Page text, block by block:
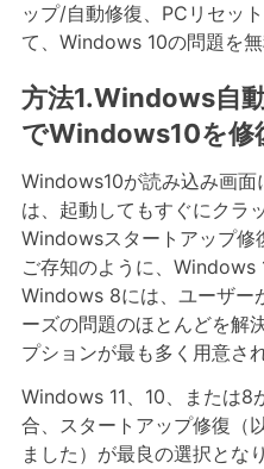
ップ/自動修復、PCリセッ
て、Windows 10の問題を
方法1.Windows自
でWindows10を修
Windows10が読み込み画面
は、起動してもすぐにクラ
Windowsスタートアップ修
ご存知のように、
Windows 8には、ユーザー
ーズの問題のほとんどを解
プションが最も多く用意さ
Windows 11、10、または8
合、スタートアップ修復（
ました）が最良の選択とな